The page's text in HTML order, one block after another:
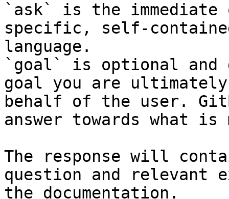
`ask` is the
specific, self-
language.
`goal` is optional and
goal you are
behalf of the user.
answer towards what
The response will
question and relevant
the documentation.